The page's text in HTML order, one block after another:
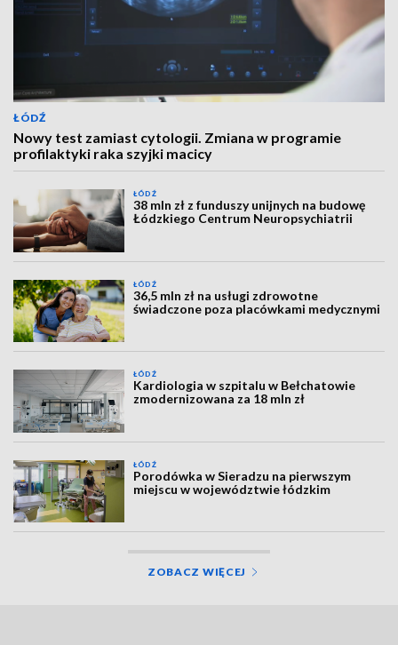
ŁÓDŹ
Nowy test zamiast cytologii. Zmiana w programie
profilaktyki raka szyjki macicy
ŁÓDŹ
38 mln zł z funduszy unijnych na budowę
Łódzkiego Centrum Neuropsychiatrii
ŁÓDŹ
36,5 mln zł na usługi zdrowotne
świadczone poza placówkami medycznymi
ŁÓDŹ
Kardiologia w szpitalu w Bełchatowie
zmodernizowana za 18 mln zł
ŁÓDŹ
Porodówka w Sieradzu na pierwszym
miejscu w województwie łódzkim
ZOBACZ WIĘCEJ